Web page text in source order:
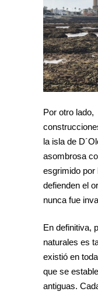
Por otro lado,
la isla de
asombrosa
esgrimido por
defienden el
nunca fue
En definitiva,
naturales es
existió en
que se
antiguas.